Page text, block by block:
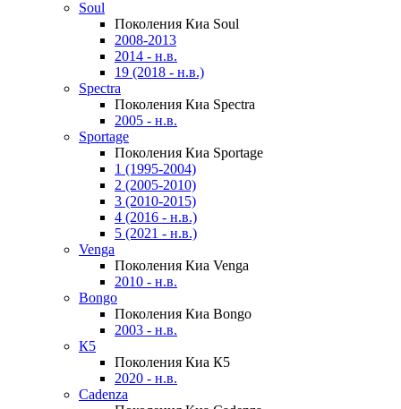
Soul
Поколения Киа Soul
2008-2013
2014 - н.в.
19 (2018 - н.в.)
Spectra
Поколения Киа Spectra
2005 - н.в.
Sportage
Поколения Киа Sportage
1 (1995-2004)
2 (2005-2010)
3 (2010-2015)
4 (2016 - н.в.)
5 (2021 - н.в.)
Venga
Поколения Киа Venga
2010 - н.в.
Bongo
Поколения Киа Bongo
2003 - н.в.
К5
Поколения Киа К5
2020 - н.в.
Cadenza